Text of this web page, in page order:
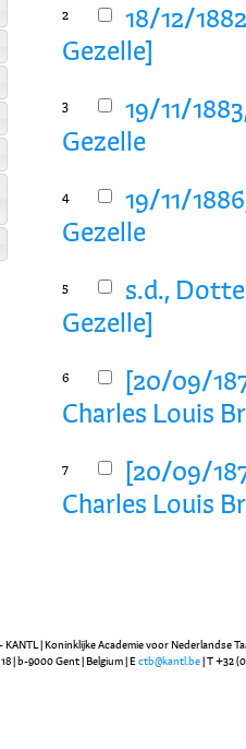
2
18/12/
Gezelle]
3
19/11/
Gezelle
4
19/11/
Gezelle
5
s.d.,
Gezelle]
6
[20/09/
Charles Louis
7
[20/09/
Charles Louis
KANTL | Koninklijke Academie voor Nederlandse
| b-9000 Gent | Belgium | E ctb@kantl.be | T +32